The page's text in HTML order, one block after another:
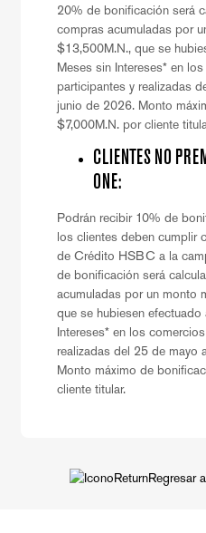
20% de bonificación será
compras acumuladas por
$13,500M.N., que se
Meses sin Intereses* en
participantes y realizadas
junio de 2026. Monto
$7,000M.N. por cliente
CLIENTES NO
ONE:
Podrán recibir 10% de
los clientes deben cumplir
de Crédito HSBC a la
de bonificación será
acumuladas por un monto
que se hubiesen
Intereses* en los
realizadas del 25 de mayo
Monto máximo de
cliente titular.
Regresar